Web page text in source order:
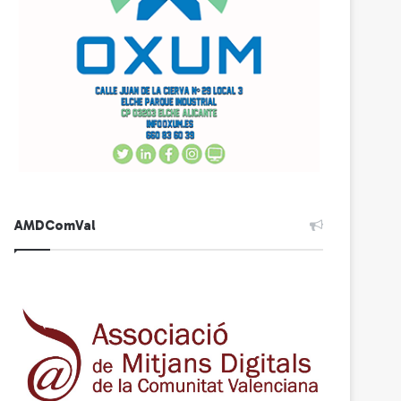
AMDComVal